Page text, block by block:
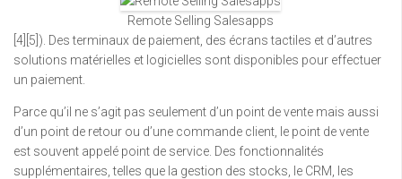
Remote Selling Salesapps
[4][5]). Des terminaux de paiement, des écrans tactiles et d’autres
solutions matérielles et logicielles sont disponibles pour effectuer
un paiement.
Parce qu’il ne s’agit pas seulement d’un point de vente mais aussi
d’un point de retour ou d’une commande client, le point de vente
est souvent appelé point de service. Des fonctionnalités
supplémentaires, telles que la gestion des stocks, le CRM, les